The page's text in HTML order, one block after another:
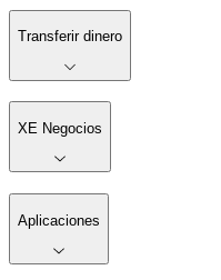
Transferir dinero
XE Negocios
Aplicaciones